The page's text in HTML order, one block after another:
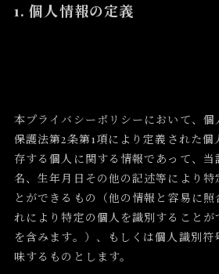
1. 個人情報の定義
本プライバシーポリシーにおいて、
保護法第2条第1項により定義された
存する個人に関する情報であって、
名、生年月日その他の記述等により特
とができるもの（他の情報と容易に
れにより特定の個人を識別することが
を含みます。）、もしくは個人識別
味するものとします。